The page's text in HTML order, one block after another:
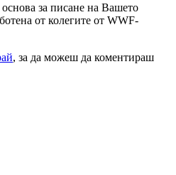
за писане на Вашето
от колегите от WWF-
, за да можеш да коментираш